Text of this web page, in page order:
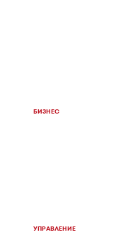
БИЗНЕС
УПРАВЛЕНИЕ